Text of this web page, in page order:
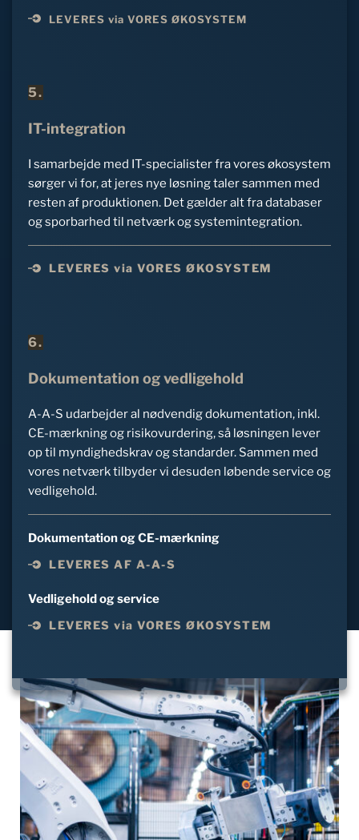
LEVERES via VORES ØKOSYSTEM
5.
IT-integration
I samarbejde med IT-specialister fra vores økosystem
sørger vi for, at jeres nye løsning taler sammen med
resten af produktionen. Det gælder alt fra databaser
og sporbarhed til netværk og systemintegration.
LEVERES via VORES ØKOSYSTEM
6.
Dokumentation og vedligehold
A-A-S udarbejder al nødvendig dokumentation, inkl.
CE-mærkning og risikovurdering, så løsningen lever
op til myndighedskrav og standarder. Sammen med
vores netværk tilbyder vi desuden løbende service og
vedligehold.
Dokumentation og CE-mærkning
LEVERES AF A-A-S
Vedligehold og service
LEVERES via VORES ØKOSYSTEM